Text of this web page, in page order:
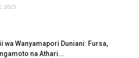
2023
wa Wanyamapori Duniani: Fursa,
na Athari...